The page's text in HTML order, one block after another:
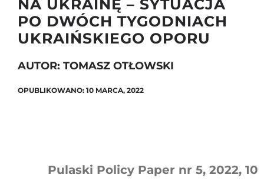
Szukaj
NA UKRAINĘ – SYTUACJA
PO DWÓCH TYGODNIACH
UKRAIŃSKIEGO OPORU
AUTOR: TOMASZ OTŁOWSKI
OPUBLIKOWANO: 10 MARCA, 2022
Pulaski Policy Paper nr 5, 2022, 10